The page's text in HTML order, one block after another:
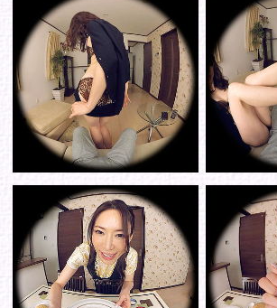
シリーズから選ぶ
ゾーンから選ぶ